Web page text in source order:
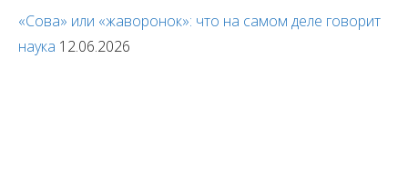
«Сова» или «жаворонок»: что на самом деле говорит
наука 12.06.2026